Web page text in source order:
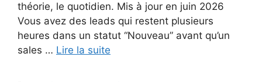
théorie, le quotidien. Mis à jour en juin 2026
Vous avez des leads qui restent plusieurs
heures dans un statut “Nouveau” avant qu’un
sales … Lire la suite